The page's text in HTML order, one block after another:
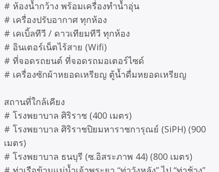
# ห้องน้ำกว้าง พร้อมเครื่องทำน้ำอุ่น
# เครื่องปรับอากาศ ทุกห้อง
# เคเบิ้ลทีวี / ดาวเทียมทีวี ทุกห้อง
# อินเตอร์เน็ตไร้สาย (Wifi)
# ที่จอดรถยนต์ ที่จอดรถมอเตอร์ไซด์
# เครื่องซักผ้าหยอดเหรียญ ตู้น้ำดื่มหยอดเหรียญ
สถานที่ใกล้เคียง
# โรงพยาบาล ศิริราช (400 เมตร)
# โรงพยาบาล ศิริราชปิยมหาราชการุณย์ (SiPH) (900
เมตร)
# โรงพยาบาล ธนบุรี (ซ.อิสระภาพ 44) (800 เมตร)